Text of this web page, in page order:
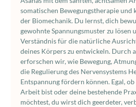
somatischen Bewegungstherapie und
der Biomechanik. Du lernst, dich
gewohnte Spannungsmuster zu lösen
Verständnis für die natürliche
deines Körpers zu entwickeln. Durch
erforschen wir, wie Bewegung,
die Regulierung des Nervensystems
Entspannung fördern können. Egal,
Arbeit bist oder deine bestehende
möchtest, du wirst dich geerdeter,